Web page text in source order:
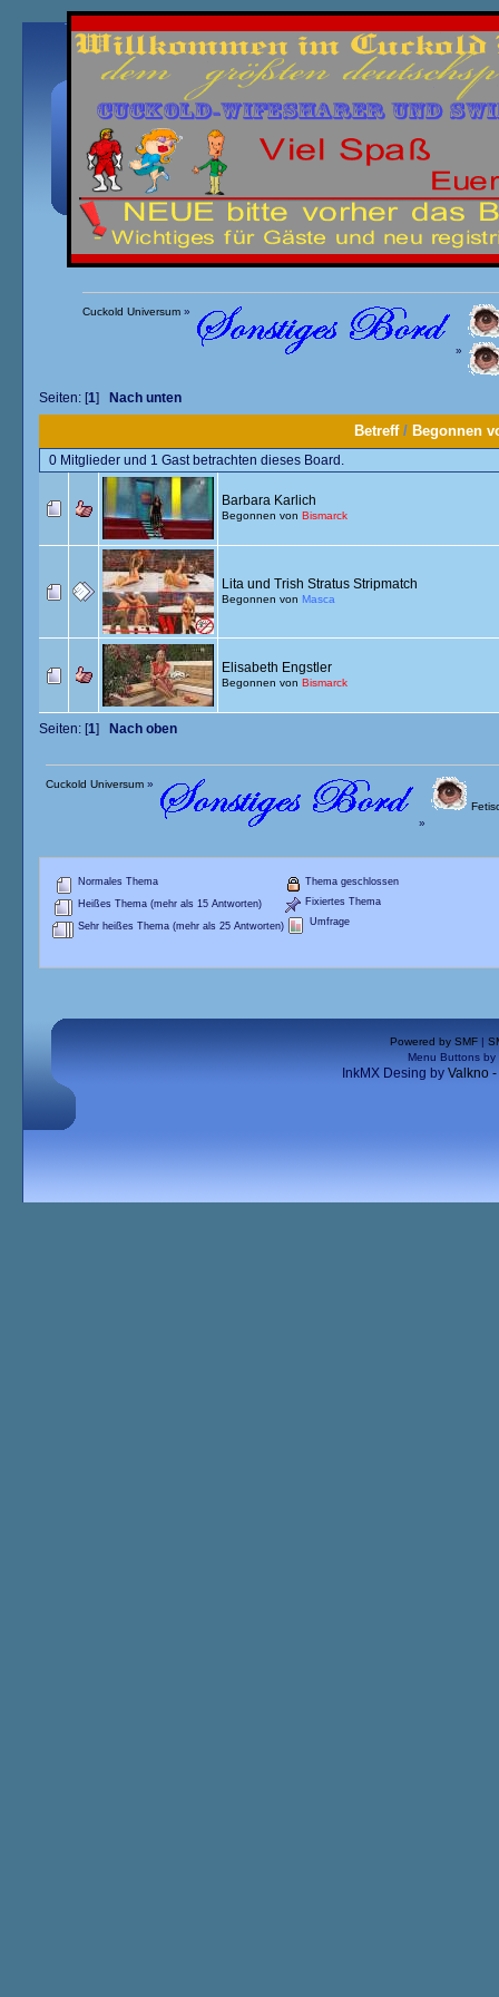
Übersicht Kalender Einloggen Registrieren
Cuckold Universum»
»
Seiten: [1]Nach unten
Betreff/ Begonnen
0 Mitglieder und 1 Gast betrachten dieses Board.
Barbara Karlich
Begonnen vonBismarck
Lita und Trish Stratus Stripmatch
Begonnen von Masca
Elisabeth Engstler
Begonnen vonBismarck
Seiten: [1]Nach oben
Cuckold Universum»
»
Normales Thema
Heißes Thema (mehr als 15 Antworten)
Sehr heißes Thema (mehr als 25 Antworten)
Thema geschlossen
Fixiertes Thema
Umfrage
Powered by SMF |
Menu Buttons by
InkMX Desing by Valkno